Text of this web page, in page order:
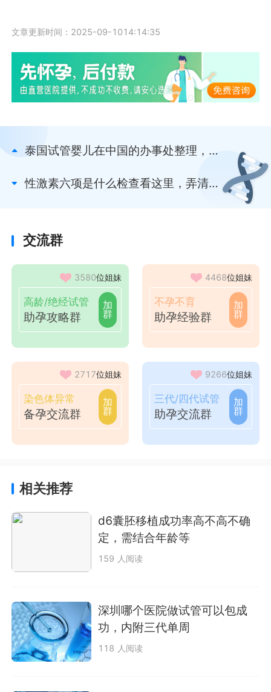
文章更新时间：2025-09-1014:14:35
泰国试管婴儿在中国的办事处整理，北
性激素六项是什么检查看这里，弄清其
交流群
3580位姐妹
高龄/绝经试管
助孕攻略群
加
群
4468位姐妹
不孕不育
助孕经验群
加
群
2717位姐妹
染色体异常
备孕交流群
加
群
9266位姐妹
三代/四代试管
助孕交流群
加
群
相关推荐
d6囊胚移植成功率高不高不确
定，需结合年龄等
159 人阅读
深圳哪个医院做试管可以包成
功，内附三代单周
118 人阅读